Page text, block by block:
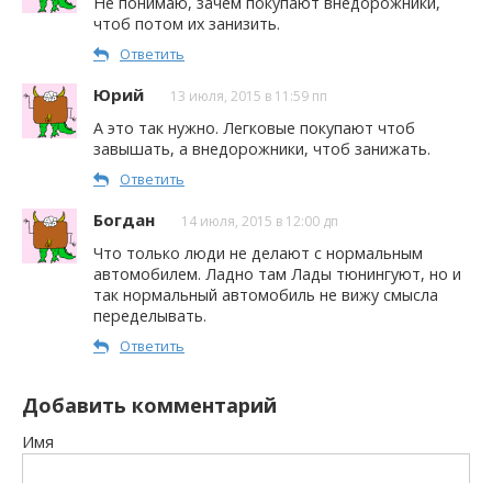
чтоб потом их занизить.
Ответить
Юрий 13 июля, 2015 в 11:59 пп
А это так нужно. Легковые покупают чтоб
завышать, а внедорожники, чтоб занижать.
Ответить
Богдан 14 июля, 2015 в 12:00 дп
Что только люди не делают с нормальным
автомобилем. Ладно там Лады тюнингуют, но и
так нормальный автомобиль не вижу смысла
переделывать.
Ответить
Добавить комментарий
Имя